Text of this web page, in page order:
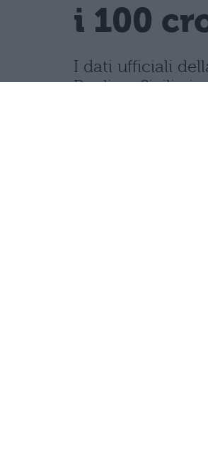
i 100
I dati ufficiali
Puglia e Sicilia